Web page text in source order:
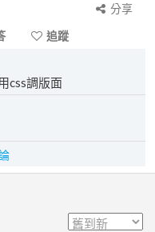
分享
追蹤
css調版面